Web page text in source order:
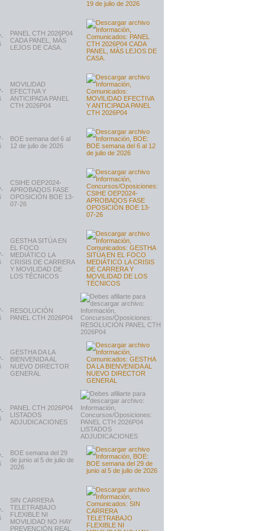
PANEL CTH 2026P04
CADA PANEL, MÁS
LEJOS DE CASA.
MOVILIDAD
EFECTIVA Y
ANTICIPADA PANEL
CTH 2026P04
BOE semana del 6 al
12 de julio de 2026
CSIHE OEP2024-
APROBADOS FASE
OPOSICIÓN BOE 13-
07-26
GESTHA SITÚA EN
EL FOCO
MEDIÁTICO LA
CRISIS DE CARRERA
Y MOVILIDAD DE
LOS TÉCNICOS
RESOLUCIÓN
PANEL CTH 2026P04
GESTHA DA LA
BIENVENIDA AL
NUEVO DIRECTOR
GENERAL
PANEL CTH 2026P04
LISTADOS
ADJUDICACIONES
BOE semana del 29
de junio al 5 de julio de
2026
SIN CARRERA
TELETRABAJO
FLEXIBLE NI
MOVILIDAD NO HAY
PREVENCIÓN REAL